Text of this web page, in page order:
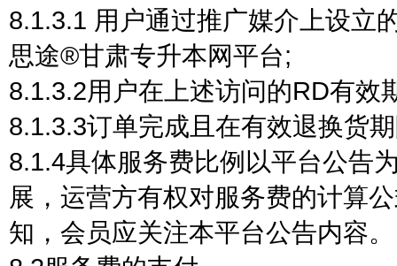
8.1.3.1 用户通过推广媒介上设立
思途®甘肃专升本网平台;
8.1.3.2用户在上述访问的RD有
8.1.3.3订单完成且在有效退换货
8.1.4具体服务费比例以平台公告
展，运营方有权对服务费的计算
知，会员应关注本平台公告内容。